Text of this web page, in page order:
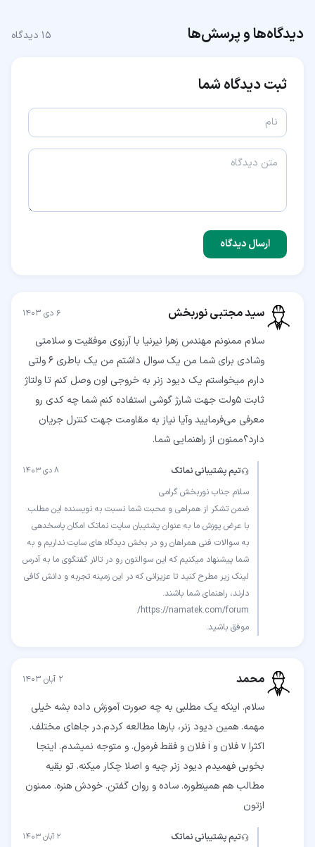
دیدگاه‌ها و پرسش‌ها ۱۵ دیدگاه
ثبت دیدگاه شما
ارسال دیدگاه
سید مجتبی نوربخش ۶ دی ۱۴۰۳
سلام ممنونم مهندس زهرا نیرنیا با آرزوی موفقیت و سلامتی
وشادی برای شما من یک سوال داشتم من یک باطری 6 ولتی
دارم میخواستم یک دیود زنر به خروجی اون وصل کنم تا ولتاژ
ثابت 5ولت جهت شارژ گوشی استفاده کنم شما چه کدی رو
معرفی می‌فرمایید وآیا نیاز به مقاومت جهت کنترل جریان
دارد؟ممنون از راهنمایی شما.
تیم پشتیبانی نماتک ۸ دی ۱۴۰۳
با عرض پوزش ما به عنوان پشتیبان سایت نماتک امکان پاسخدهی
به سوالات فنی همراهان رو در بخش دیدگاه های سایت نداریم و به
شما پیشنهاد میکنیم که این سوالتون رو در تالار گفتگوی ما به آدرس
لینک زیر مطرح کنید تا عزیزانی که در این زمینه تجربه و دانش کافی
موفق باشید.
محمد ۲ آبان ۱۴۰۳
سلام. اینکه یک مطلبی به چه صورت آموزش داده بشه خیلی
مهمه. همین دیود زنر، بارها مطالعه کردم.در جاهای مختلف.
اکثرا v فلان و i فلان و فقط فرمول. و متوجه نمیشدم. اینجا
بخوبی فهمیدم دیود زنر چیه و اصلا چکار میکنه. تو بقیه
مطالب هم همینطوره. ساده و روان گفتن. خودش هنره. ممنون
ازتون
تیم پشتیبانی نماتک ۲ آبان ۱۴۰۳